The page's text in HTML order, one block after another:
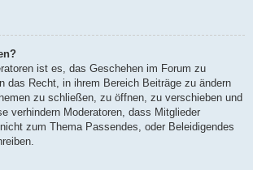
ist es, das Geschehen im Forum zu
das Recht, in ihrem Bereich Beiträge zu ändern
zu schließen, zu öffnen, zu verschieben und
verhindern Moderatoren, dass Mitglieder
zum Thema Passendes, oder Beleidigendes